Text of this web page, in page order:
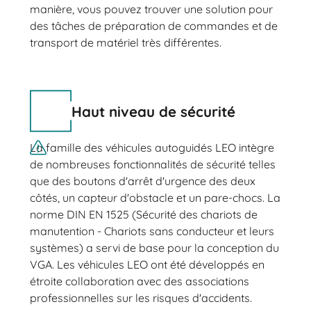
manière, vous pouvez trouver une solution pour
des tâches de préparation de commandes et de
transport de matériel très différentes.
Haut niveau de sécurité
La famille des véhicules autoguidés LEO intègre
de nombreuses fonctionnalités de sécurité telles
que des boutons d'arrêt d'urgence des deux
côtés, un capteur d'obstacle et un pare-chocs. La
norme DIN EN 1525 (Sécurité des chariots de
manutention - Chariots sans conducteur et leurs
systèmes) a servi de base pour la conception du
VGA. Les véhicules LEO ont été développés en
étroite collaboration avec des associations
professionnelles sur les risques d'accidents.